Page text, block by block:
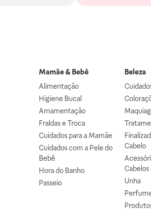
Mamãe & Bebê
Alimentação
Higiene Bucal
Amamentação
Fraldas e Troca
Cuidados para a Mamãe
Cuidados com a Pele do
Bebê
Hora do Banho
Passeio
Beleza
Cabelo
Cabelos
Unha